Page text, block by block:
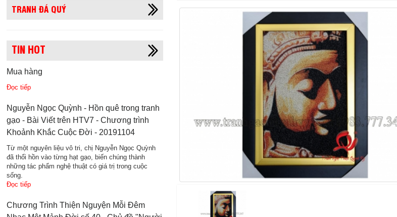
TRANH ĐÁ QUÝ
TIN HOT
Mua hàng
Đọc tiếp
Nguyễn Ngọc Quỳnh - Hồn quê trong tranh
gạo - Bài Viết trên HTV7 - Chương trình
Khoảnh Khắc Cuộc Đời - 20191104
Từ một nguyên liệu vô tri, chị Nguyễn Ngọc Quỳnh
đã thổi hồn vào từng hạt gạo, biến chúng thành
những tác phẩm nghệ thuật có giá trị trong cuộc
sống.
Đọc tiếp
Chương Trình Thiện Nguyện Mỗi Đêm